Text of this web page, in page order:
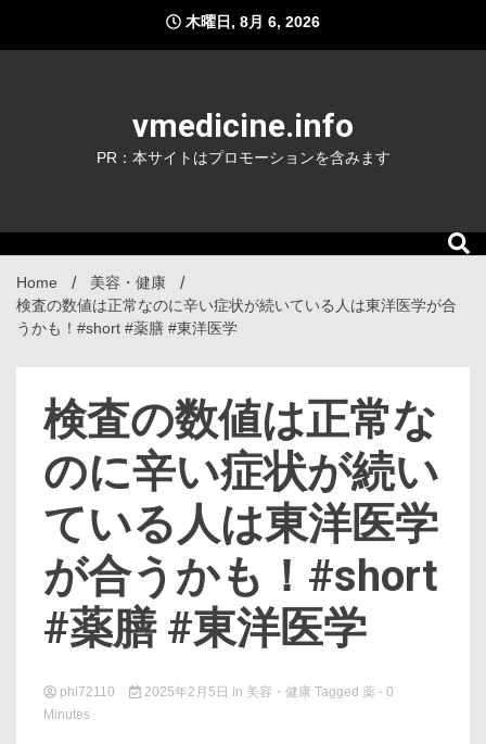
content
木曜日, 8月 6, 2026
vmedicine.info
PR：本サイトはプロモーションを含みます
Home
美容・健康
検査の数値は正常なのに辛い症状が続いている人は東洋医学が合
うかも！#short #薬膳 #東洋医学
検査の数値は正常な
のに辛い症状が続い
ている人は東洋医学
が合うかも！#short
#薬膳 #東洋医学
phi72110 2025年2月5日 in 美容・健康 Tagged 薬 - 0
Minutes